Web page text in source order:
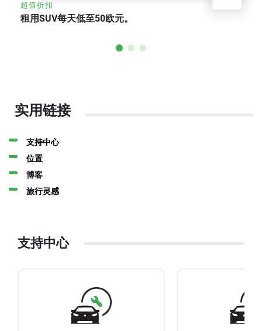
超值折扣
租用SUV每天低至50欧元。
实用链接
支持中心
位置
博客
旅行灵感
支持中心